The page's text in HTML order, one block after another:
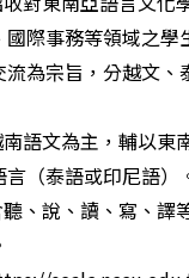
國際事務等領域之
流為宗旨，分越文
語文為主，輔以東
言（泰語或印尼語）
、說、讀、寫、譯